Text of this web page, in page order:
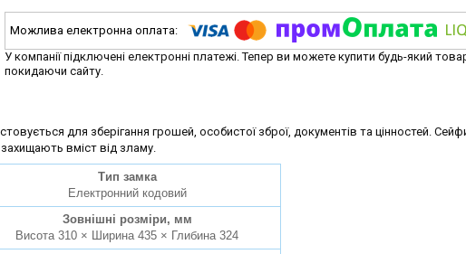
У компанії підключені електронні платежі. Тепер ви можете купити будь-який
покидаючи сайту.
для зберігання грошей, особистої зброї, документів та цінностей.
захищають вміст від зламу.
Тип замка
Електронний кодовий
Зовнішні розміри, мм
Висота 310 × Ширина 435 × Глибина 324